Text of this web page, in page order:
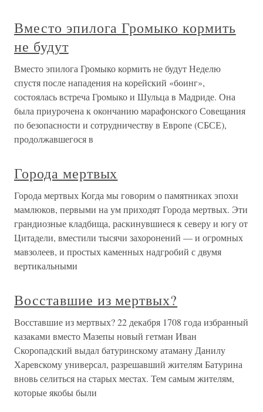
Вместо эпилога Громыко кормить
не будут
Вместо эпилога Громыко кормить не будут Неделю
спустя после нападения на корейский «боинг»,
состоялась встреча Громыко и Шульца в Мадриде. Она
была приурочена к окончанию марафонского Совещания
по безопасности и сотрудничеству в Европе (СБСЕ),
продолжавшегося в
Города мертвых
Города мертвых Когда мы говорим о памятниках эпохи
мамлюков, первыми на ум приходят Города мертвых. Эти
грандиозные кладбища, раскинувшиеся к северу и югу от
Цитадели, вместили тысячи захоронений — и огромных
мавзолеев, и простых каменных надгробий с двумя
вертикальными
Восставшие из мертвых?
Восставшие из мертвых? 22 декабря 1708 года избранный
казаками вместо Мазепы новый гетман Иван
Скоропадский выдал батуринскому атаману Данилу
Харевскому универсал, разрешавший жителям Батурина
вновь селиться на старых местах. Тем самым жителям,
которые якобы были